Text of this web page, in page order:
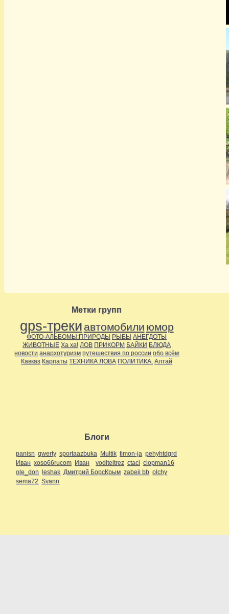
Метки групп
gps-треки автомобили юмор
ФОТО-АЛЬБОМЫ:ПРИРОДЫ РЫБЫ АНЕГДОТЫ
ЖИВОТНЫЕ Ха ха! ЛОВ ПРИКОРМ БАЙКИ БЛЮДА
новости анархотуризм путешествия по россии обо всём
Кавказ Карпаты ТЕХНИКА ЛОВА ПОЛИТИКА. Алтай
Блоги
panisn qwerty sportaazbuka Multik timon-ja pehyhtdgrd
Иван xoso66rucom Иван voditeltrez ctaci clopman16
ole_don leshak Дмитрий БорсКрым zabeii bb olchy
sema72 Svann